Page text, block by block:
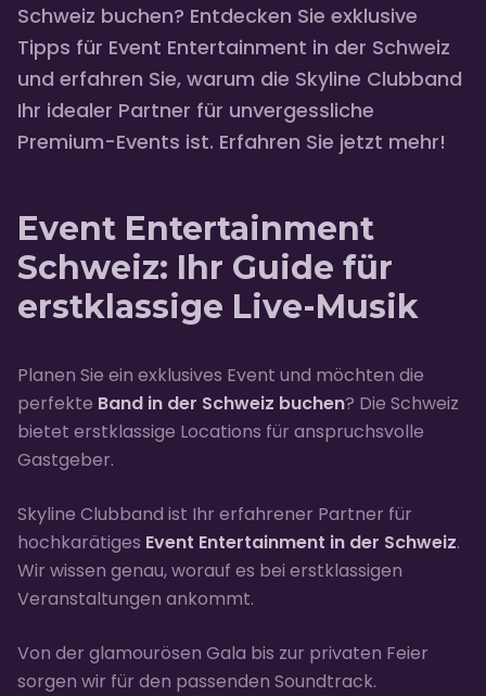
Schweiz buchen? Entdecken Sie exklusive
Tipps für Event Entertainment in der Schweiz
und erfahren Sie, warum die Skyline Clubband
Ihr idealer Partner für unvergessliche
Premium-Events ist. Erfahren Sie jetzt mehr!
Event Entertainment
Schweiz: Ihr Guide für
erstklassige Live-Musik
Planen Sie ein exklusives Event und möchten die
perfekte Band in der Schweiz buchen? Die Schweiz
bietet erstklassige Locations für anspruchsvolle
Gastgeber.
Skyline Clubband ist Ihr erfahrener Partner für
hochkarätiges Event Entertainment in der Schweiz.
Wir wissen genau, worauf es bei erstklassigen
Veranstaltungen ankommt.
Von der glamourösen Gala bis zur privaten Feier
sorgen wir für den passenden Soundtrack.